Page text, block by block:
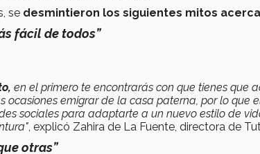
se desmintieron los siguientes mitos
fácil de todos”
en el primero te encontrarás con que tienes que
ocasiones emigrar de la casa paterna, por lo que
sociales para adaptarte a un nuevo estilo de
, explicó Zahira de La Fuente, directora de
otras”